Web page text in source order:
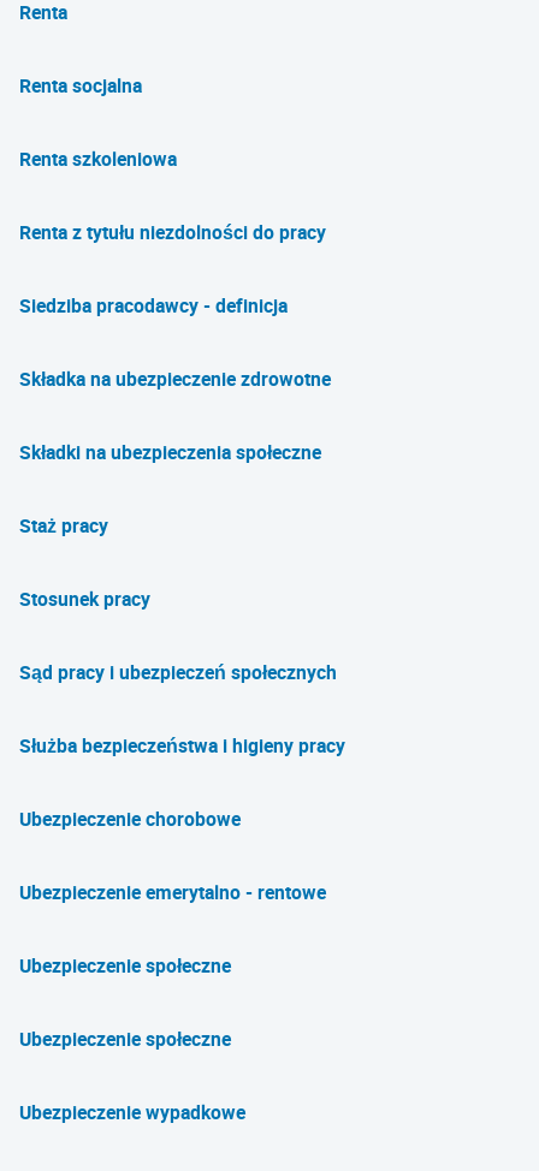
Renta
Renta socjalna
Renta szkoleniowa
Renta z tytułu niezdolności do pracy
Siedziba pracodawcy - definicja
Składka na ubezpieczenie zdrowotne
Składki na ubezpieczenia społeczne
Staż pracy
Stosunek pracy
Sąd pracy i ubezpieczeń społecznych
Służba bezpieczeństwa i higieny pracy
Ubezpieczenie chorobowe
Ubezpieczenie emerytalno - rentowe
Ubezpieczenie społeczne
Ubezpieczenie społeczne
Ubezpieczenie wypadkowe